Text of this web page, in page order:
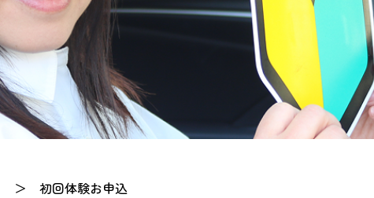
＞ 初回体験お申込